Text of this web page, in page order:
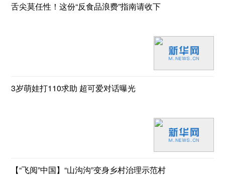
舌尖莫任性！这份“反食品浪费”指南请收下
3岁萌娃打110求助 超可爱对话曝光
【“飞阅”中国】“山沟沟”变身乡村治理示范村